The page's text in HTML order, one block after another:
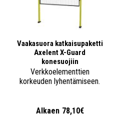
Vaakasuora katkaisupaketti
Axelent X-Guard
konesuojiin
Verkkoelementtien
korkeuden lyhentämiseen.
Alkaen 78,10€